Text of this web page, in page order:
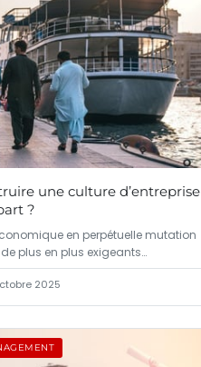
une culture d’entreprise
?
en perpétuelle mutation
plus en plus exigeants…
2025